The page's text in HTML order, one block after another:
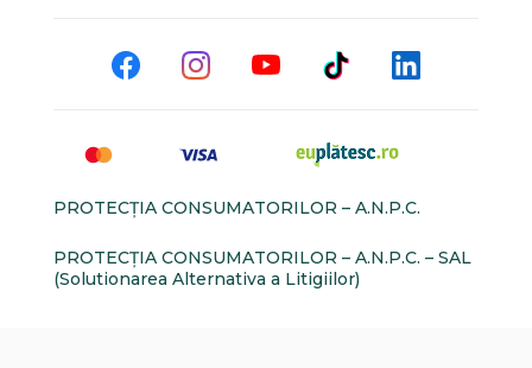
PROTECŢIA CONSUMATORILOR – A.N.P.C.
PROTECŢIA CONSUMATORILOR – A.N.P.C. – SAL
(Solutionarea Alternativa a Litigiilor)